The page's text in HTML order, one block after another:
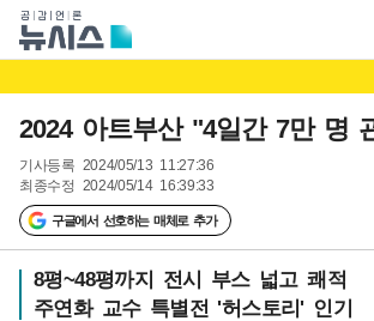
2024 아트부산 "4일간 7만 명
기사등록 2024/05/13 11:27:36
최종수정 2024/05/14 16:39:33
구글에서 선호하는 매체로 추가
8평~48평까지 전시 부스 넓고 쾌적
주연화 교수 특별전 '허스토리' 인기